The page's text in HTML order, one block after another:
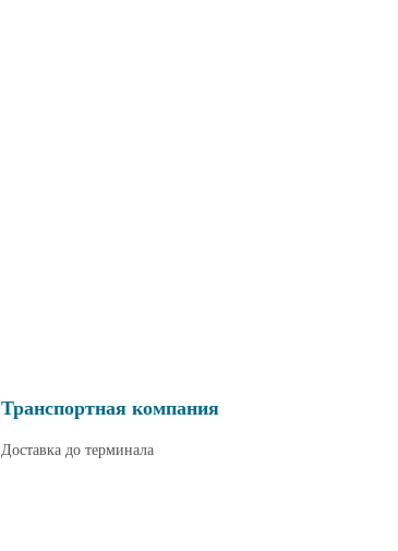
Транспортная компания
Доставка до терминала